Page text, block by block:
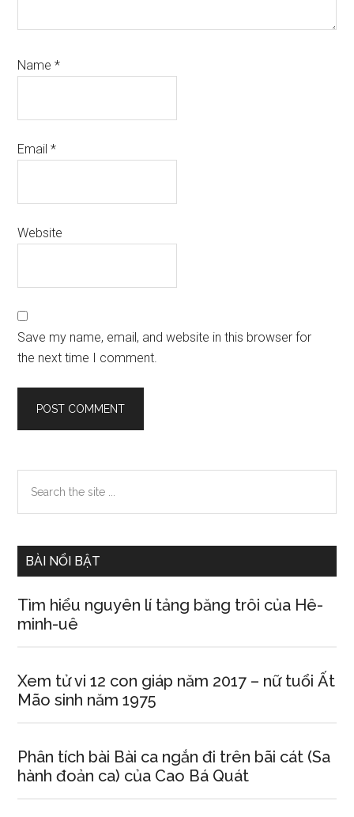
Name*
Email*
Website
Save my name, email, and website in this browser for
the next time I comment.
Primary
Sidebar
the
BÀI NỔI BẬT
Tìm hiểu nguyên lí tảng băng trôi của Hê-
minh-uê
Xem tử vi 12 con giáp năm 2017 – nữ tuổi Ất
Mão sinh năm 1975
Phân tích bài Bài ca ngắn đi trên bãi cát (Sa
hành đoản ca) của Cao Bá Quát